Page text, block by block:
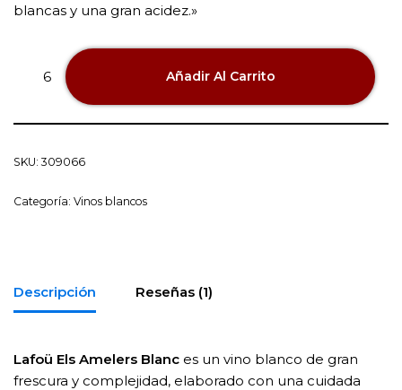
blancas y una gran acidez.»
Añadir Al Carrito
SKU: 309066
Categoría: Vinos blancos
Descripción Reseñas (1)
Lafoü Els Amelers Blanc es un vino blanco de gran
frescura y complejidad, elaborado con una cuidada